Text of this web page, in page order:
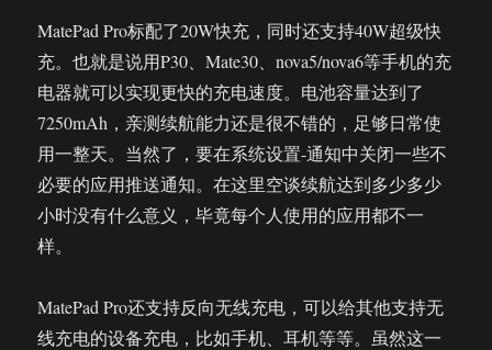
MatePad Pro标配了20W快充，同时还支持40W超级快
充。也就是说用P30、Mate30、nova5/nova6等手机的充
电器就可以实现更快的充电速度。电池容量达到了
7250mAh，亲测续航能力还是很不错的，足够日常使
用一整天。当然了，要在系统设置-通知中关闭一些不
必要的应用推送通知。在这里空谈续航达到多少多少
小时没有什么意义，毕竟每个人使用的应用都不一
样。
MatePad Pro还支持反向无线充电，可以给其他支持无
线充电的设备充电，比如手机、耳机等等。虽然这一